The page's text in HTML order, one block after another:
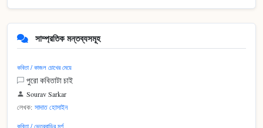
সাম্প্রতিক মন্তব্যসমূহ
কবিতা / কাজল চোখের মেয়ে
পুরো কবিতাটা চাই
Sourav Sarkar
লেখক: সাদাত হোসাইন
কবিতা / ভেতরবাড়ির মর্গ